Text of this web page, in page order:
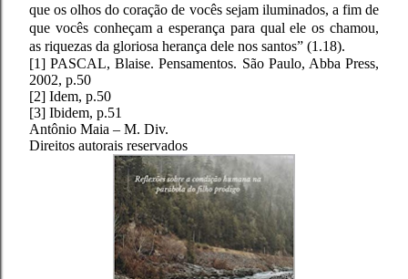
que os olhos do coração de vocês sejam iluminados, a fim de
que vocês conheçam a esperança para qual ele os chamou,
as riquezas da gloriosa herança dele nos santos” (1.18).
[1] PASCAL, Blaise. Pensamentos. São Paulo, Abba Press,
2002, p.50
[2] Idem, p.50
[3] Ibidem, p.51
Antônio Maia – M. Div.
Direitos autorais reservados